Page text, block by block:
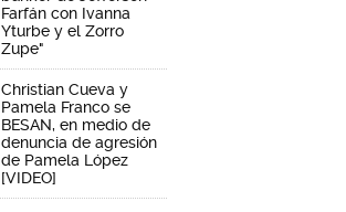
Farfán con Ivanna
Yturbe y el Zorro
Zupe"
Christian Cueva y
Pamela Franco se
BESAN, en medio de
denuncia de agresión
de Pamela López
[VIDEO]